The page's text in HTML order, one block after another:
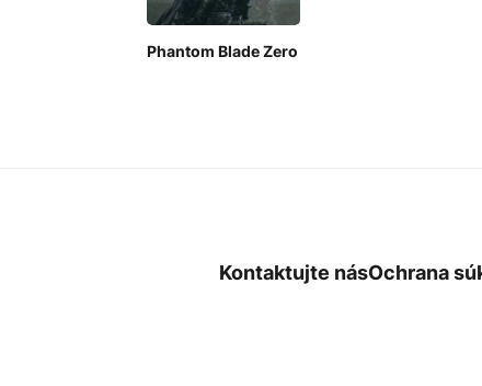
Phantom Blade Zero
Kontaktujte násOchrana